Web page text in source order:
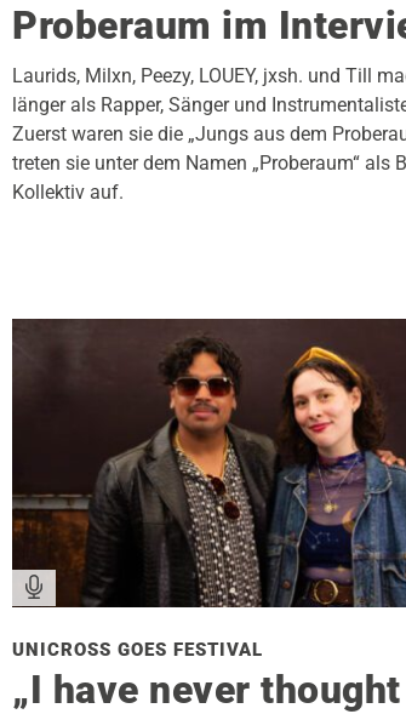
Proberaum im
Laurids, Milxn, Peezy, LOUEY, jxsh. und Till
länger als Rapper, Sänger und
Zuerst waren sie die „Jungs aus dem
treten sie unter dem Namen „Proberaum“ als
Kollektiv auf.
UNICROSS GOES FESTIVAL
„I have never